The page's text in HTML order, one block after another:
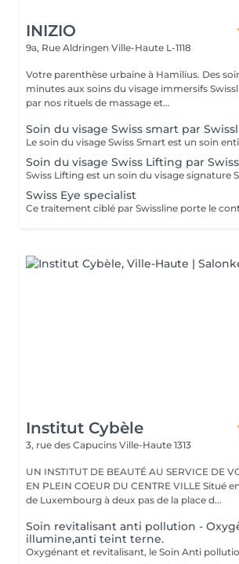
INIZIO
9a, Rue Aldringen Ville-Haute L-1118
Votre parenthèse urbaine à Hamilius. Des
minutes aux soins du visage immersifs
par nos rituels de massage et...
Soin du visage Swiss smart par
Soin du visage Swiss Lifting par
Swiss Eye specialist
Institut Cybèle
3, rue des Capucins Ville-Haute 1313
UN INSTITUT DE BEAUTÉ AU SERVICE DE
EN PLEIN COEUR DU CENTRE VILLE Situé en plein centre ville
de Luxembourg à deux pas de la place d...
Soin revitalisant anti pollution -
illumine,anti teint terne.